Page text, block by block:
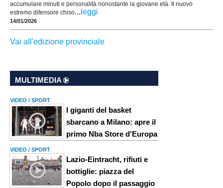
accumulare minuti e personalità nonostante la giovane età. Il nuovo
estremo difensore chiso... leggi
14/01/2026
Vai all'edizione provinciale
MULTIMEDIA
VIDEO / SPORT
I giganti del basket
sbarcano a Milano: apre il
primo Nba Store d'Europa
VIDEO / SPORT
Lazio-Eintracht, rifiuti e
bottiglie: piazza del
Popolo dopo il passaggio